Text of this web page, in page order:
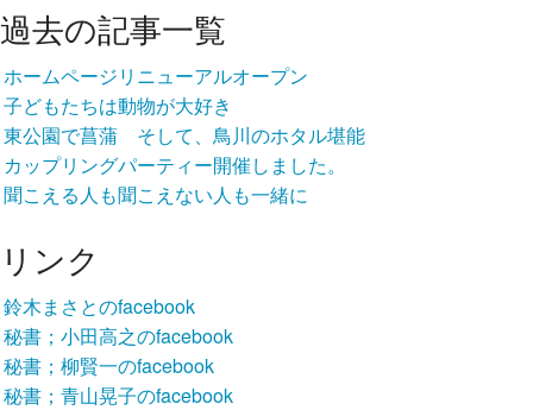
過去の記事一覧
ホームページリニューアルオープン
子どもたちは動物が大好き
東公園で菖蒲 そして、鳥川のホタル堪能
カップリングパーティー開催しました。
聞こえる人も聞こえない人も一緒に
リンク
鈴木まさとのfacebook
秘書；小田高之のfacebook
秘書；柳賢一のfacebook
秘書；青山晃子のfacebook